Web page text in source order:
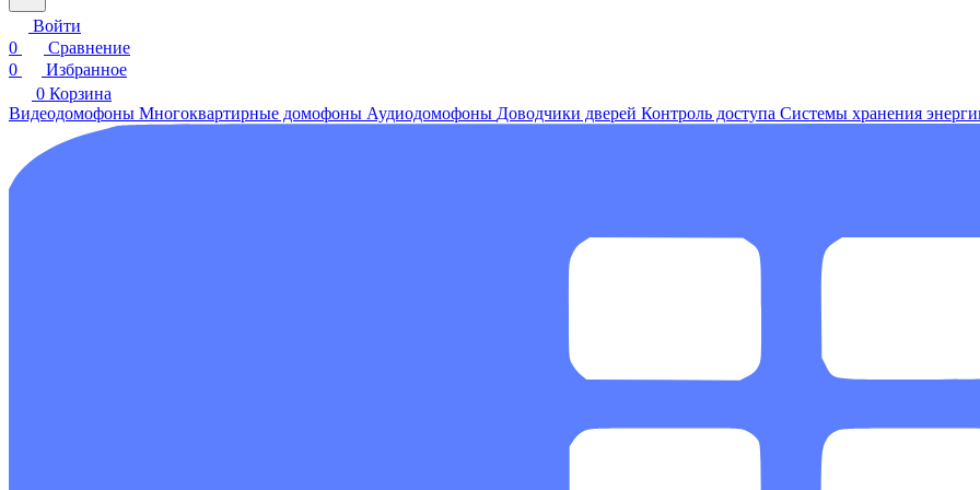
Войти
0
Сравнение
0
Избранное
0 Корзина
Видеодомофоны Многоквартирные домофоны Аудиодомофоны Доводчики дверей Контроль доступа Системы хранения